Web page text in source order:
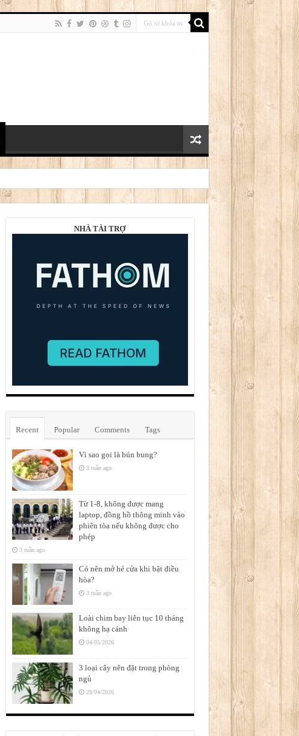
NHÀ TÀI TRỢ
Recent Popular Comments Tags
Vì sao gọi là bún bung?
3 tuần ago
Từ 1-8, không được mang
laptop, đồng hồ thông minh vào
phiên tòa nếu không được cho
phép
3 tuần ago
Có nên mở hé cửa khi bật điều
hòa?
3 tuần ago
Loài chim bay liên tục 10 tháng
không hạ cánh
04/05/2026
3 loại cây nên đặt trong phòng
ngủ
28/04/2026